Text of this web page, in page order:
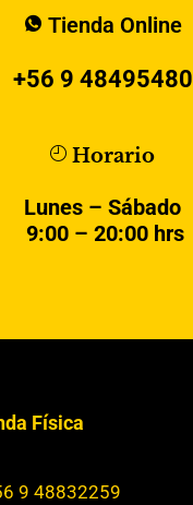
Tienda Online
+56 9 48495480
Horario
Lunes – Sábado
9:00 – 20:00 hrs
Física
9 48832259